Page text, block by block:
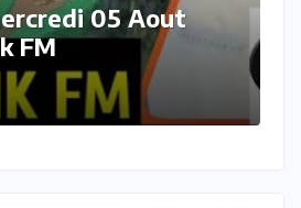
Teuss du jeudi 30 juillet
sur zik FM
JUILLET 30, 2026